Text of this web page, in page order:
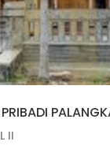
II